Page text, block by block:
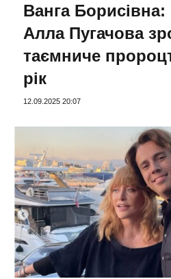
Ванга Борисівна:
Алла Пугачова
таємниче
рік
12.09.2025 20:07